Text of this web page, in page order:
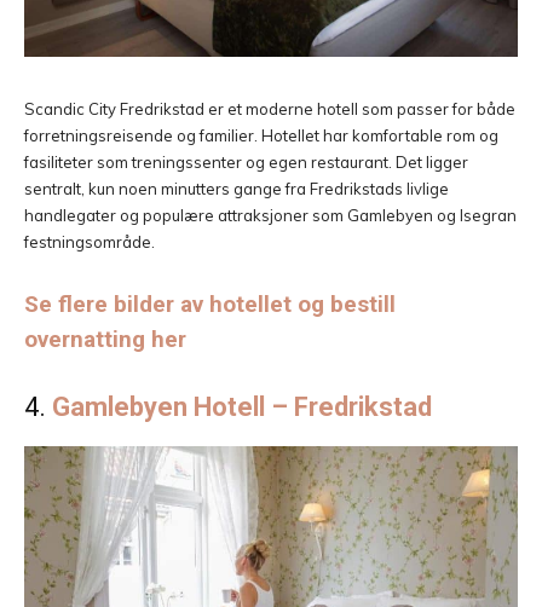
Scandic City Fredrikstad er et moderne hotell som passer for både
forretningsreisende og familier. Hotellet har komfortable rom og
fasiliteter som treningssenter og egen restaurant. Det ligger
sentralt, kun noen minutters gange fra Fredrikstads livlige
handlegater og populære attraksjoner som Gamlebyen og Isegran
festningsområde.
Se flere bilder av hotellet og bestill
overnatting her
4. Gamlebyen Hotell – Fredrikstad